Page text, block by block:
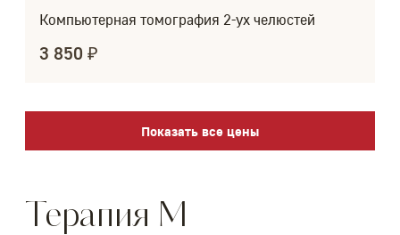
Компьютерная томография 2-ух челюстей
3 850 ₽
Показать все цены
Терапия M